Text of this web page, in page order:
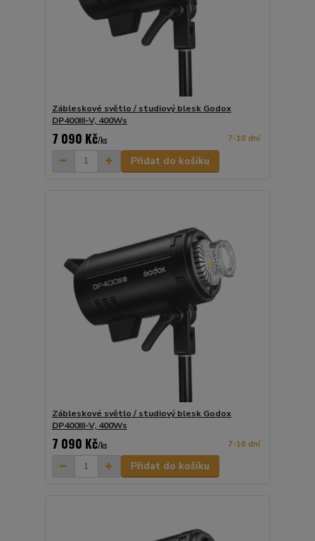
Zábleskové světlo / studiový blesk Godox
DP400III-V, 400Ws
7 090 Kč/ks 7-10 dní
Přidat do košíku
Zábleskové světlo / studiový blesk Godox
DP400III-V, 400Ws
7 090 Kč/ks 7-10 dní
Přidat do košíku